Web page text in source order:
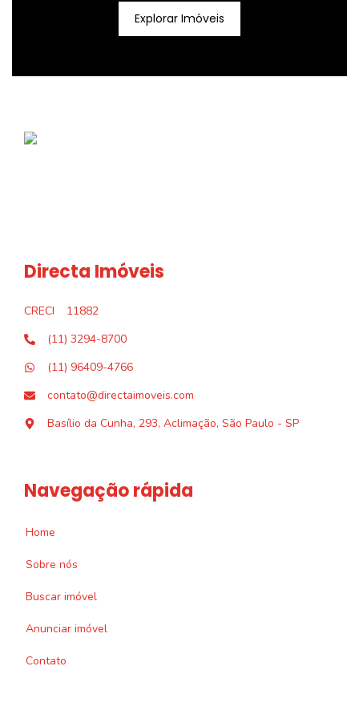
Explorar Imóveis
Directa Imóveis
CRECI
11882
(11) 3294-8700
(11) 96409-4766
contato@directaimoveis.com
Basílio da Cunha, 293, Aclimação, São Paulo - SP
Navegação rápida
Home
Sobre nós
Buscar imóvel
Anunciar imóvel
Contato